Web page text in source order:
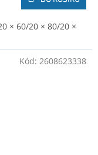
× 60/20 × 80/20 ×
Kód: 2608623338